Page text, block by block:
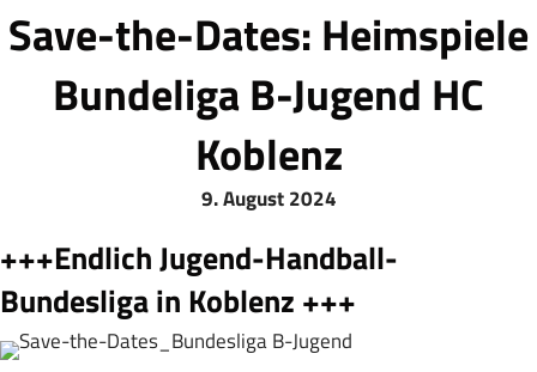
Save-the-Dates: Heimspiele
Bundeliga B-Jugend HC
Koblenz
9. August 2024
+++Endlich Jugend-Handball-
Bundesliga in Koblenz +++